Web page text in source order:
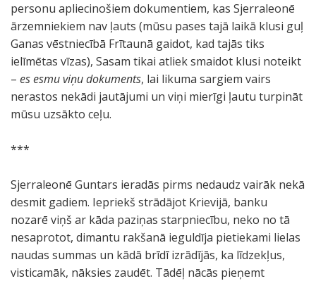
personu apliecinošiem dokumentiem, kas Sjerraleonē
ārzemniekiem nav ļauts (mūsu pases tajā laikā klusi guļ
Ganas vēstniecībā Frītaunā gaidot, kad tajās tiks
ielīmētas vīzas), Sasam tikai atliek smaidot klusi noteikt
– es esmu viņu dokuments, lai likuma sargiem vairs
nerastos nekādi jautājumi un viņi mierīgi ļautu turpināt
mūsu uzsākto ceļu.
***
Sjerraleonē Guntars ieradās pirms nedaudz vairāk nekā
desmit gadiem. Iepriekš strādājot Krievijā, banku
nozarē viņš ar kāda paziņas starpniecību, neko no tā
nesaprotot, dimantu rakšanā ieguldīja pietiekami lielas
naudas summas un kādā brīdī izrādījās, ka līdzekļus,
visticamāk, nāksies zaudēt. Tādēļ nācās pieņemt